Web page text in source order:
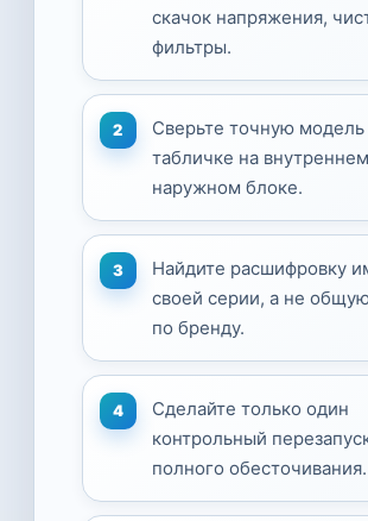
скачок напряжения,
фильтры.
Сверьте точную модель
табличке на
наружном блоке.
Найдите расшифровку
своей серии, а не
по бренду.
Сделайте только один
контрольный
полного обесточивания.